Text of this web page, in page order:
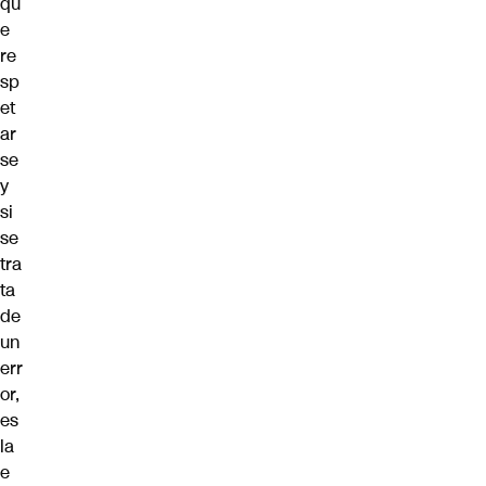
e
re
sp
et
ar
se
y
si
se
tra
ta
de
un
err
or,
es
la
e